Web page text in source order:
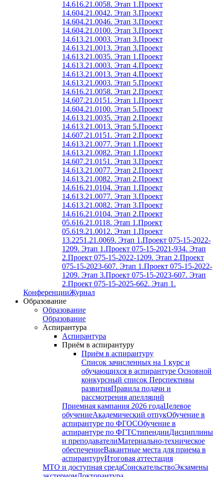
14.616.21.0058. Этап 1.Проект
14.604.21.0042. Этап 3.Проект
14.604.21.0046. Этап 3.Проект
14.604.21.0100. Этап 3.Проект
14.613.21.0003. Этап 3.Проект
14.613.21.0013. Этап 3.Проект
14.613.21.0035. Этап 1.Проект
14.613.21.0003. Этап 4.Проект
14.613.21.0013. Этап 4.Проект
14.613.21.0003. Этап 5.Проект
14.616.21.0058. Этап 2.Проект
14.607.21.0151. Этап 1.Проект
14.604.21.0100. Этап 5.Проект
14.613.21.0035. Этап 2.Проект
14.613.21.0013. Этап 5.Проект
14.607.21.0151. Этап 2.Проект
14.613.21.0077. Этап 1.Проект
14.613.21.0082. Этап 1.Проект
14.607.21.0151. Этап 3.Проект
14.613.21.0077. Этап 2.Проект
14.613.21.0082. Этап 2.Проект
14.616.21.0104. Этап 1.Проект
14.613.21.0077. Этап 3.Проект
14.613.21.0082. Этап 3.Проект
14.616.21.0104. Этап 2.Проект
05.616.21.0118. Этап 1.Проект
05.619.21.0012. Этап 1.Проект
13.2251.21.0069. Этап 1.Проект 075-15-2022-
1209. Этап 1.Проект 075-15-2021-934. Этап
2.Проект 075-15-2022-1209. Этап 2.Проект
075-15-2023-607. Этап 1.Проект 075-15-2022-
1209. Этап 3.Проект 075-15-2023-607. Этап
2.Проект 075-15-2025-662. Этап 1.
КонференцииЖурнал
Образование
Образование
Образование
Аспирантура
Аспирантура
Приём в аспирантуру
Приём в аспирантуру
Список зачисленных на 1 курс и
обучающихся в аспирантуре Основной
конкурсный список Перспективы
развитияПравила подачи и
рассмотрения апелляций
Приемная кампания 2026 годаЦелевое
обучениеАкадемический отпукОбучение в
аспирантуре по ФГОСОбучение в
аспирантуре по ФГТСтипендииДисциплины
и преподавателиМатериально-техническое
обеспечениеВакантные места для приема в
аспирантуруИтоговая аттестация
МТО и доступная средаСоискательствоЭкзамены